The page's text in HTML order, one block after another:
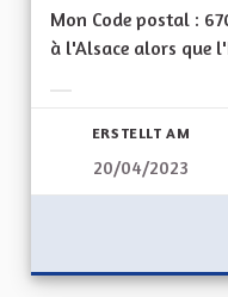
Mon Code postal :
à l'Alsace alors que
ERSTELLT AM
20/04/2023